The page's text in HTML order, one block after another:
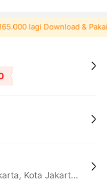
lagi Download & Pakai！
Daerah Khusus Ibukota Jakarta, Kota Jakarta Barat, Cengkareng, yy